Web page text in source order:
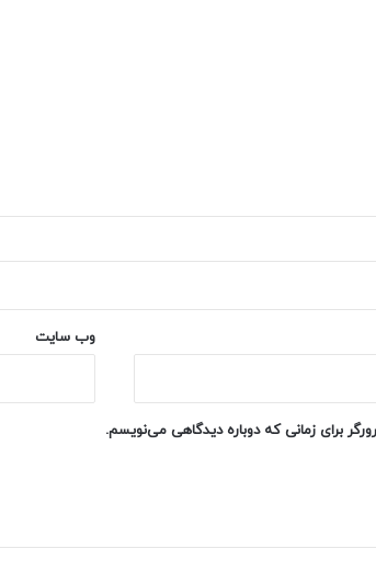
وب‌ سایت
برای زمانی که دوباره دیدگاهی می‌نویسم.